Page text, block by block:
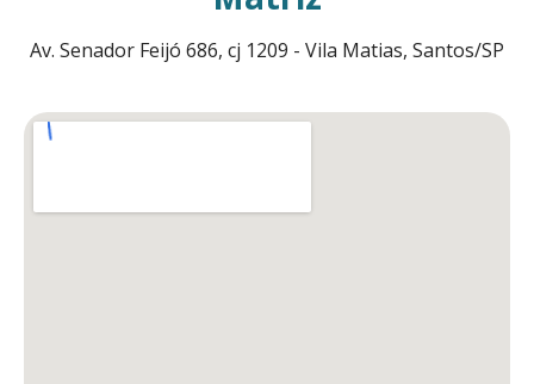
Av. Senador Feijó 686, cj 1209 - Vila Matias, Santos/SP